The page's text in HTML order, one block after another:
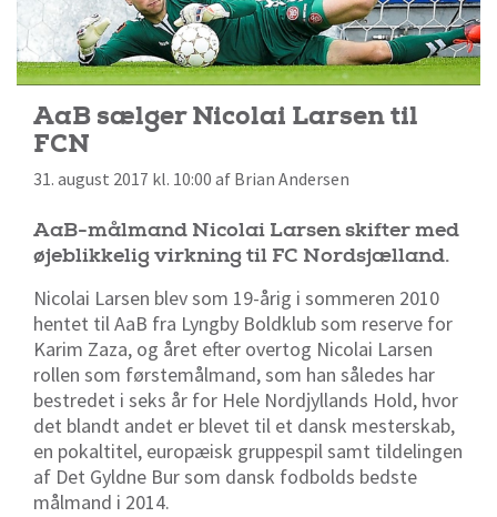
AaB sælger Nicolai Larsen til
FCN
31. august 2017 kl. 10:00 af Brian Andersen
AaB-målmand Nicolai Larsen skifter med
øjeblikkelig virkning til FC Nordsjælland.
Nicolai Larsen blev som 19-årig i sommeren 2010
hentet til AaB fra Lyngby Boldklub som reserve for
Karim Zaza, og året efter overtog Nicolai Larsen
rollen som førstemålmand, som han således har
bestredet i seks år for Hele Nordjyllands Hold, hvor
det blandt andet er blevet til et dansk mesterskab,
en pokaltitel, europæisk gruppespil samt tildelingen
af Det Gyldne Bur som dansk fodbolds bedste
målmand i 2014.